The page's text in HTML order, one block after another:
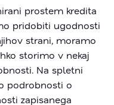
prostem kredita
pridobiti ugodnosti
strani, moramo
storimo v nekaj
Na spletni
podrobnosti o
zapisanega